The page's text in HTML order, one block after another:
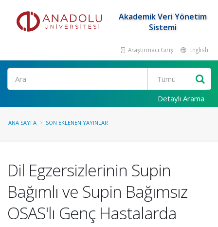
Akademik Veri Yönetim
Sistemi
Araştırmacı Girişi English
Ara
Detaylı Arama
ANA SAYFA SON EKLENEN YAYINLAR
Dil Egzersizlerinin Supin
Bağımlı ve Supin Bağımsız
OSAS'lı Genç Hastalarda